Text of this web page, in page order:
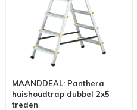
MAANDDEAL: Panthera
huishoudtrap dubbel 2x5
treden